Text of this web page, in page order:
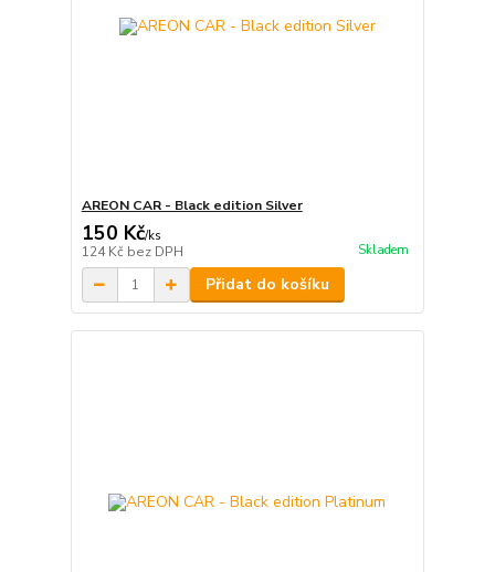
AREON CAR - Black edition Silver
150 Kč/ks
124 Kč bez DPH Skladem
Přidat do košíku